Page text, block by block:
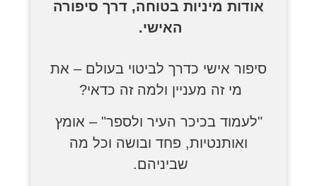
אודות מיניות בטוחה, דרך סיפורה
האישי.
סיפור אישי כדרך לביטוי בעולם – את
מי זה מעניין ולמה זה כדאי?
"לעמוד בכיכר העיר ולספר" – אומץ
ואותנטיות, פחד ובושה וכל מה
שביניהם.